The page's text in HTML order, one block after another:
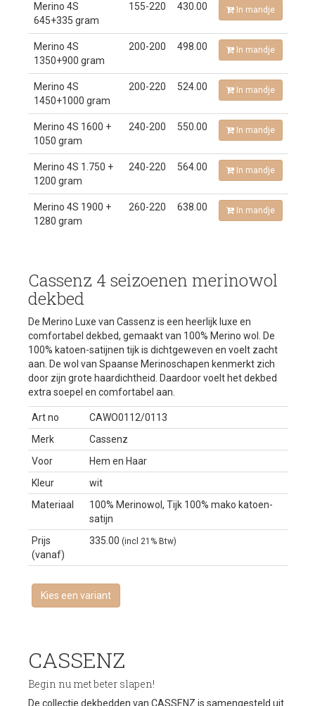
Merino 4S
645+335 gram
155-220 430.00 In mandje
Merino 4S
1350+900 gram
200-200 498.00 In mandje
Merino 4S
1450+1000 gram
200-220 524.00 In mandje
Merino 4S 1600 +
1050 gram
240-200 550.00 In mandje
Merino 4S 1.750 +
1200 gram
240-220 564.00 In mandje
Merino 4S 1900 +
1280 gram
260-220 638.00 In mandje
Cassenz 4 seizoenen merinowol
dekbed
De Merino Luxe van Cassenz is een heerlijk luxe en
comfortabel dekbed, gemaakt van 100% Merino wol. De
100% katoen-satijnen tijk is dichtgeweven en voelt zacht
aan. De wol van Spaanse Merinoschapen kenmerkt zich
door zijn grote haardichtheid. Daardoor voelt het dekbed
extra soepel en comfortabel aan.
Art no
CAWO0112/0113
Merk
Cassenz
Voor
Hem en Haar
Kleur
wit
Materiaal
100% Merinowol, Tijk 100% mako katoen-
satijn
Prijs
(vanaf)
335.00 (incl 21% Btw)
Kies een variant
CASSENZ
Begin nu met beter slapen!
De collectie dekbedden van CASSENZ is samengesteld uit